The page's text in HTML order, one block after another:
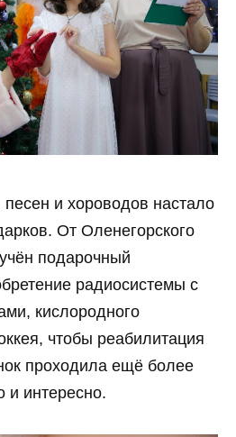
и хороводов настало
От Оленегорского
подарочный
радиосистемы с
кислородного
чтобы реабилитация
проходила ещё более
и интересно.